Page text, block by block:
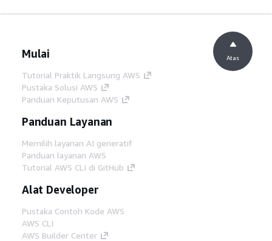
Mulai
Tutorial Praktik Langsung AWS
Pustaka Solusi AWS
Panduan Keputusan AWS
Panduan Layanan
Memilih layanan AI generatif
Panduan layanan AWS
Tutorial AWS CLI di GitHub
Alat Developer
Pustaka Contoh Kode AWS
AWS CLI
AWS Builder Center
Atas